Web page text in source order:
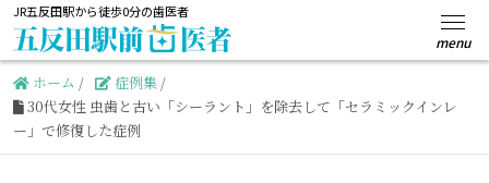
JR五反田駅から徒歩0分の歯医者
ホーム / 症例集 /
30代女性 虫歯と古い「シーラント」を除去して「セラミックインレ
ー」で修復した症例